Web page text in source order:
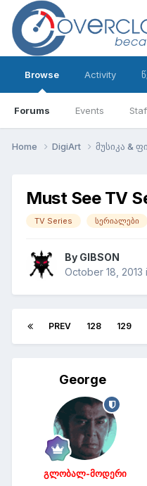
Browse
Forums Events
Activity
Home DigiArt მუსიკა &
Must See TV
TV Series სერიალები
By GIBSON
October 18, 2013
PREV 128 129
George
გლობალ-მოდერი